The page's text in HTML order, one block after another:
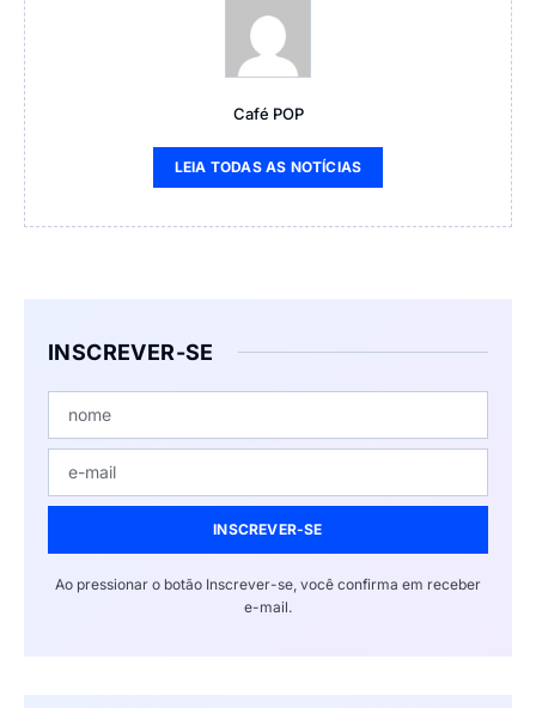
Café POP
LEIA TODAS AS NOTÍCIAS
INSCREVER-SE
INSCREVER-SE
Ao pressionar o botão Inscrever-se, você confirma em receber
e-mail.